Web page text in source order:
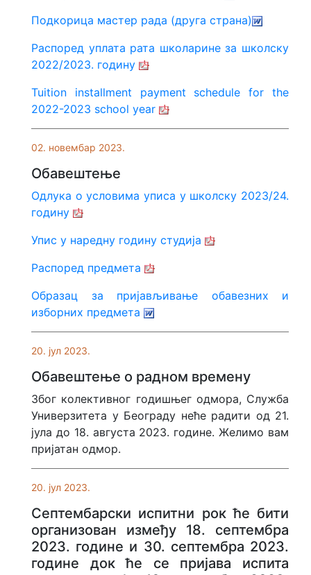
Подкорица мастер рада (друга страна)
Распоред уплата рата школарине за школску
2022/2023. годину
Tuition installment payment schedule for the
2022-2023 school year
02. новембар 2023.
Обавештење
Одлука о условима уписа у школску 2023/24.
годину
Упис у наредну годину студија
Распоред предмета
Образац за пријављивање обавезних и
изборних предмета
20. јул 2023.
Обавештење о радном времену
Због колективног годишњег одмора, Служба
Универзитета у Београду неће радити од 21.
јула до 18. августа 2023. године. Желимо вам
пријатан одмор.
20. јул 2023.
Септембарски испитни рок ће бити
организован између 18. септембра
2023. године и 30. септембра 2023.
године док ће се пријава испита